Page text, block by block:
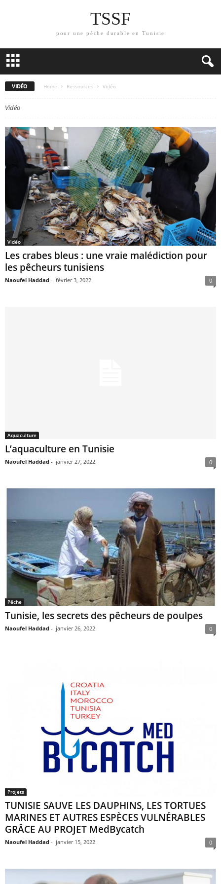
TSSF
pour une pêche durable en Tunisie
VIDÉO Home Ressources Vidéo
Vidéo
Vidéo
Les crabes bleus : une vraie malédiction pour
les pêcheurs tunisiens
Naoufel Haddad - février 3, 2022 0
Aquaculture
L’aquaculture en Tunisie
Naoufel Haddad - janvier 27, 2022 0
Pêche
Tunisie, les secrets des pêcheurs de poulpes
Naoufel Haddad - janvier 26, 2022 0
Projets
TUNISIE SAUVE LES DAUPHINS, LES TORTUES
MARINES ET AUTRES ESPÈCES VULNÉRABLES
GRÂCE AU PROJET MedBycatch
Naoufel Haddad - janvier 15, 2022 0